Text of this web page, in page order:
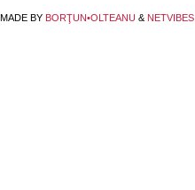
MADE BY BORŢUN•OLTEANU & NETVIBES